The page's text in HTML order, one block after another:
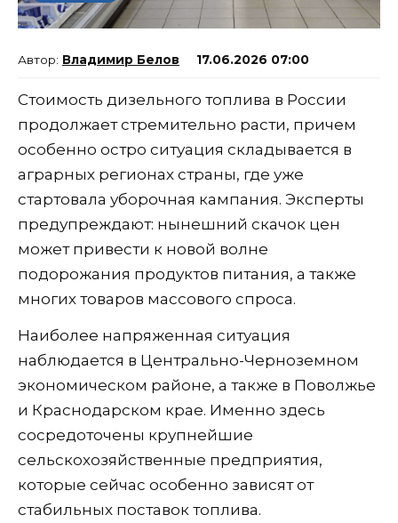
Владимир Белов 17.06.2026 07:00
Стоимость дизельного топлива в России
продолжает стремительно расти, причем
особенно остро ситуация складывается в
аграрных регионах страны, где уже
стартовала уборочная кампания. Эксперты
предупреждают: нынешний скачок цен
может привести к новой волне
подорожания продуктов питания, а также
многих товаров массового спроса.
Наиболее напряженная ситуация
наблюдается в Центрально-Черноземном
экономическом районе, а также в Поволжье
и Краснодарском крае. Именно здесь
сосредоточены крупнейшие
сельскохозяйственные предприятия,
которые сейчас особенно зависят от
стабильных поставок топлива.